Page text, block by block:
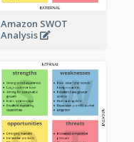
Amazon SWOT
Analysis